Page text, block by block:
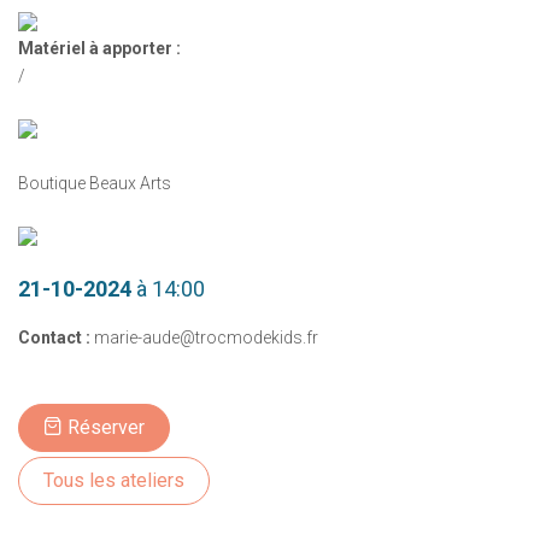
Matériel à apporter :
/
Boutique Beaux Arts
21-10-2024 à 14:00
Contact : marie-aude@trocmodekids.fr
Réserver
Tous les ateliers